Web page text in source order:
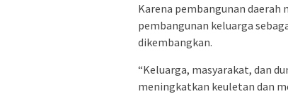
Karena pembangunan daerah
pembangunan keluarga
dikembangkan.
“Keluarga, masyarakat, dan
meningkatkan keuletan dan